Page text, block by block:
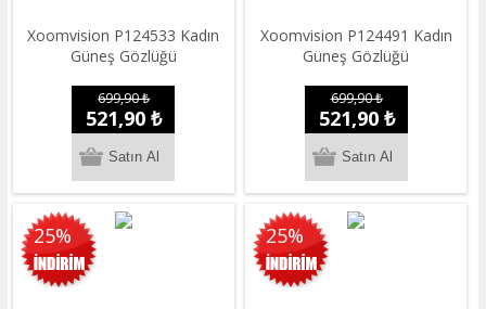
Xoomvision P124533 Kadın
Güneş Gözlüğü
699,90 ₺
521,90 ₺
Xoomvision P124491 Kadın
Güneş Gözlüğü
699,90 ₺
521,90 ₺
25% 25%